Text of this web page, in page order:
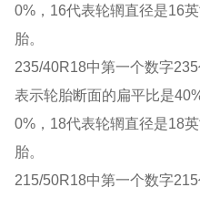
0%，16代表轮辋直径是16
胎。
235/40R18中第一个数字
表示轮胎断面的扁平比是
0%，18代表轮辋直径是18
胎。
215/50R18中第一个数字